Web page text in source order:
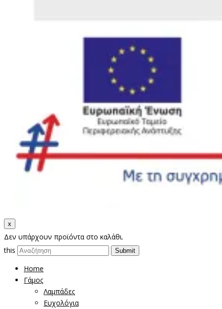
x
Δεν υπάρχουν προϊόντα στο καλάθι.
this
Home
Γάμος
Λαμπάδες
Ευχολόγια